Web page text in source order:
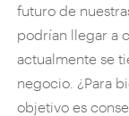
futuro de
podrían llegar a
actualmente se
negocio. ¿Para
objetivo es